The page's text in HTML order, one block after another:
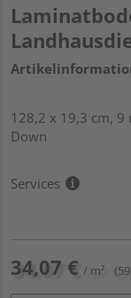
128,2 x 19,3 cm, 9
Down
Services
34,07 € / m²